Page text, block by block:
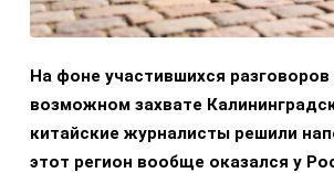
На фоне участившихся
возможном захвате
китайские журналисты решили
этот регион вообще оказался у